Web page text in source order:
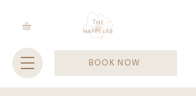
BOOK NOW